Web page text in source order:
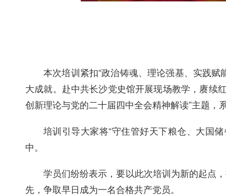
本次培训紧扣“政治铸魂、理论强基、实践
大成就。赴中共长沙党史馆开展现场教学，赓续
创新理论与党的二十届四中全会精神解读”主题
培训引导大家将“守住管好天下粮仓、大国
中。
学员们纷纷表示，要以此次培训为新的起点
先，争取早日成为一名合格共产党员。